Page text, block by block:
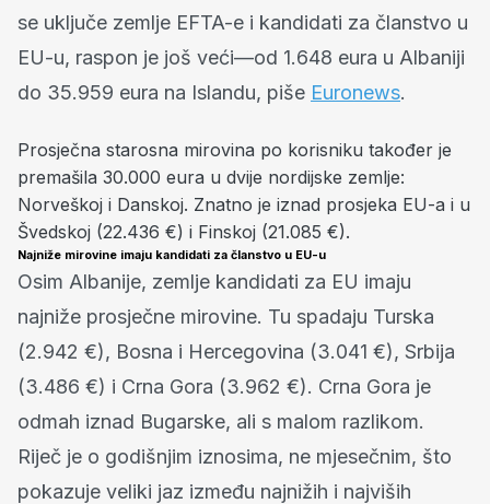
se uključe zemlje EFTA-e i kandidati za članstvo u
EU-u, raspon je još veći—od 1.648 eura u Albaniji
do 35.959 eura na Islandu, piše Euronews.
Prosječna starosna mirovina po korisniku također je
premašila 30.000 eura u dvije nordijske zemlje:
Norveškoj i Danskoj. Znatno je iznad prosjeka EU-a i u
Švedskoj (22.436 €) i Finskoj (21.085 €).
Najniže mirovine imaju kandidati za članstvo u EU-u
Osim Albanije, zemlje kandidati za EU imaju
najniže prosječne mirovine. Tu spadaju Turska
(2.942 €), Bosna i Hercegovina (3.041 €), Srbija
(3.486 €) i Crna Gora (3.962 €). Crna Gora je
odmah iznad Bugarske, ali s malom razlikom.
Riječ je o godišnjim iznosima, ne mjesečnim, što
pokazuje veliki jaz između najnižih i najviših